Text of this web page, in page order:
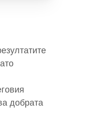
добрата